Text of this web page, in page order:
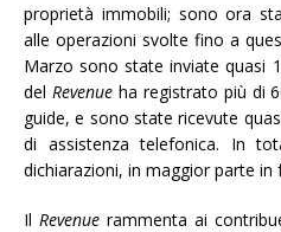
proprietà immobili; sono ora
alle operazioni svolte fino a
Marzo sono state inviate quasi
del Revenueha registrato più di
guide, e sono state ricevute
di assistenza telefonica. In
dichiarazioni, in maggior parte
IlRevenue rammenta ai